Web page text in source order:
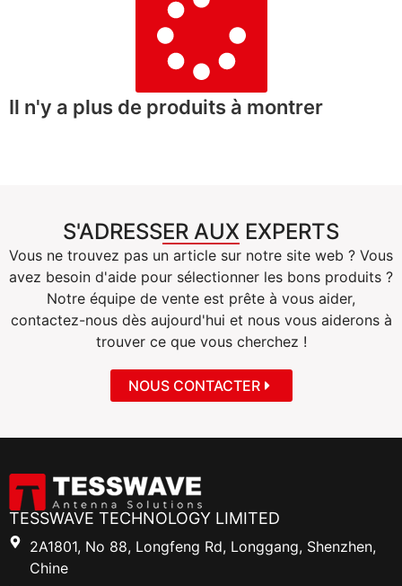
Il n'y a plus de produits à montrer
S'ADRESSER AUX EXPERTS
Vous ne trouvez pas un article sur notre site web ? Vous
avez besoin d'aide pour sélectionner les bons produits ?
Notre équipe de vente est prête à vous aider,
contactez-nous dès aujourd'hui et nous vous aiderons à
trouver ce que vous cherchez !
NOUS CONTACTER
TESSWAVE TECHNOLOGY LIMITED
2A1801, No 88, Longfeng Rd, Longgang, Shenzhen,
Chine